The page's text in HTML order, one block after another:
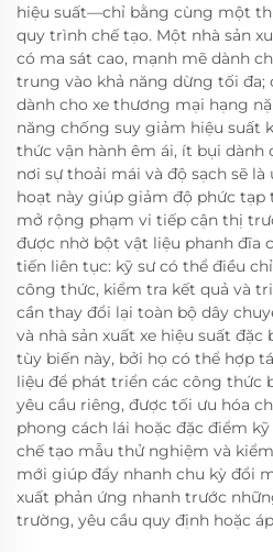
hiệu suất—chỉ bằng cùng một
quy trình chế tạo. Một nhà sản
có ma sát cao, mạnh mẽ dành
trung vào khả năng dừng tối
dành cho xe thương mại hạng
năng chống suy giảm hiệu suất
thức vận hành êm ái, ít bụi dành
nơi sự thoải mái và độ sạch sẽ
hoạt này giúp giảm độ phức
mở rộng phạm vi tiếp cận thị
được nhờ bột vật liệu phanh đĩa
tiến liên tục: kỹ sư có thể điều
công thức, kiểm tra kết quả và
cần thay đổi lại toàn bộ dây
và nhà sản xuất xe hiệu suất
tùy biến này, bởi họ có thể hợp
liệu để phát triển các công thức
yêu cầu riêng, được tối ưu hóa
phong cách lái hoặc đặc điểm
chế tạo mẫu thử nghiệm và
mới giúp đẩy nhanh chu kỳ đổi
xuất phản ứng nhanh trước
trường, yêu cầu quy định hoặc